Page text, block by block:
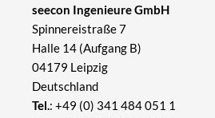
seecon Ingenieure GmbH
Spinnereistraße 7
Halle 14 (Aufgang B)
04179 Leipzig
Deutschland
Tel. : +49 (0) 341 484 051 1